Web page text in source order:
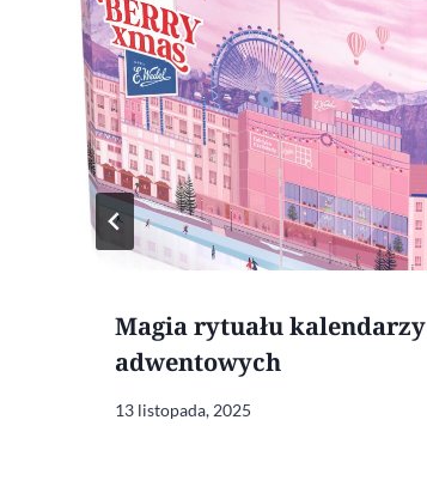
Magia rytuału kalendarzy
adwentowych
13 listopada, 2025